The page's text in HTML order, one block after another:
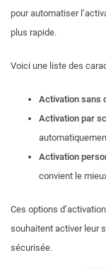
pour automatiser
plus rapide.
Voici une liste des
Activation sans
Activation par
Activation
convient le
Ces options
souhaitent activer leur
sécurisée.